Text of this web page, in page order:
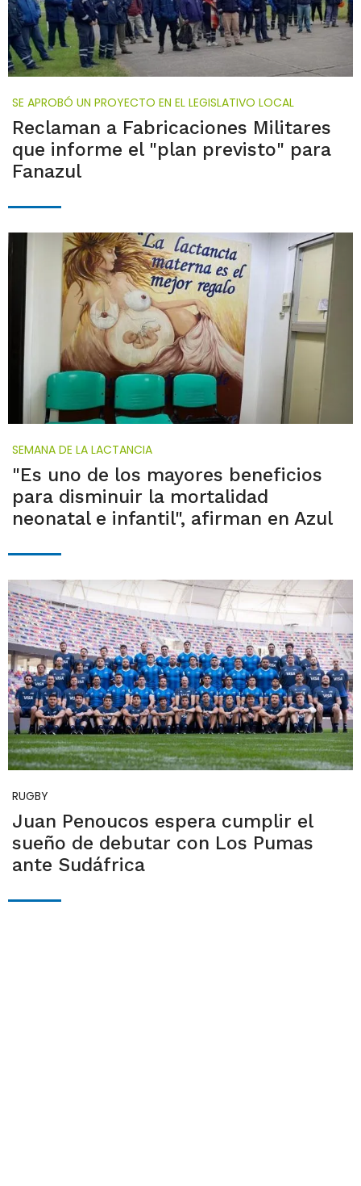
SE APROBÓ UN PROYECTO EN EL LEGISLATIVO LOCAL
Reclaman a Fabricaciones Militares
que informe el "plan previsto" para
Fanazul
SEMANA DE LA LACTANCIA
"Es uno de los mayores beneficios
para disminuir la mortalidad
neonatal e infantil", afirman en Azul
RUGBY
Juan Penoucos espera cumplir el
sueño de debutar con Los Pumas
ante Sudáfrica